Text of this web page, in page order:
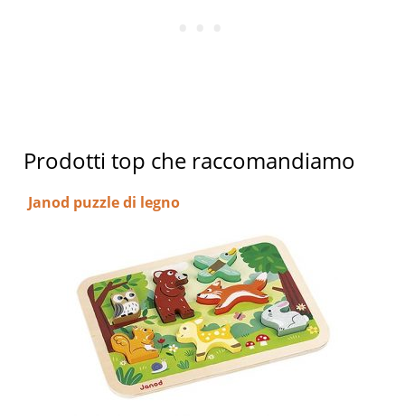
Prodotti top che raccomandiamo
Janod puzzle di legno